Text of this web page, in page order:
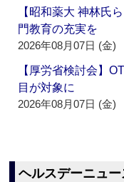
【昭和薬大 神林氏
門教育の充実を
2026年08月07日 (金)
【厚労省検討会】
目が対象に
2026年08月07日 (金)
ヘルスデーニュー